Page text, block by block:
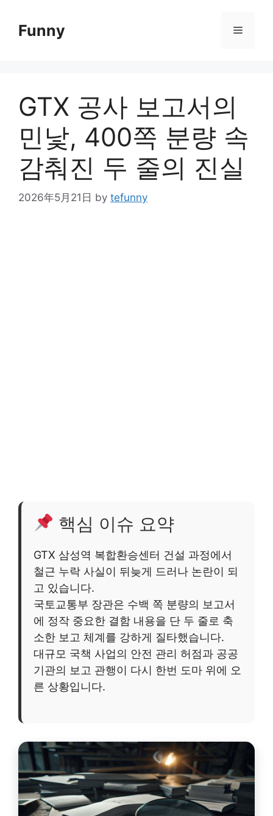
contentFunny Menu
GTX 공사 보고서의
민낯, 400쪽 분량 속
감춰진 두 줄의 진실
2026年5月21日 by tefunny
핵심 이슈 요약
GTX 삼성역 복합환승센터 건설 과정에서
철근 누락 사실이 뒤늦게 드러나 논란이 되
고 있습니다.
국토교통부 장관은 수백 쪽 분량의 보고서
에 정작 중요한 결함 내용을 단 두 줄로 축
소한 보고 체계를 강하게 질타했습니다.
대규모 국책 사업의 안전 관리 허점과 공공
기관의 보고 관행이 다시 한번 도마 위에 오
른 상황입니다.